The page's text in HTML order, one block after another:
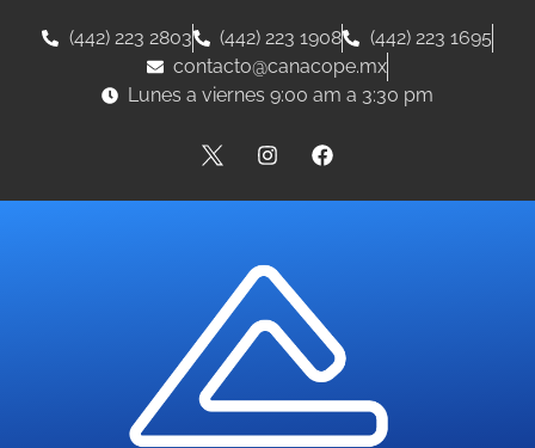
(442) 223 2803 (442) 223 1908
(442) 223 1695
contacto@canacope.mx
Lunes a viernes 9:00 am a 3:30 pm